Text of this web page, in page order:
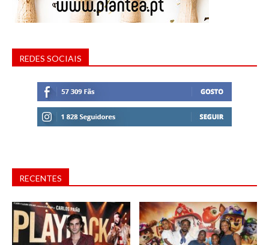
REDES SOCIAIS
RECENTES